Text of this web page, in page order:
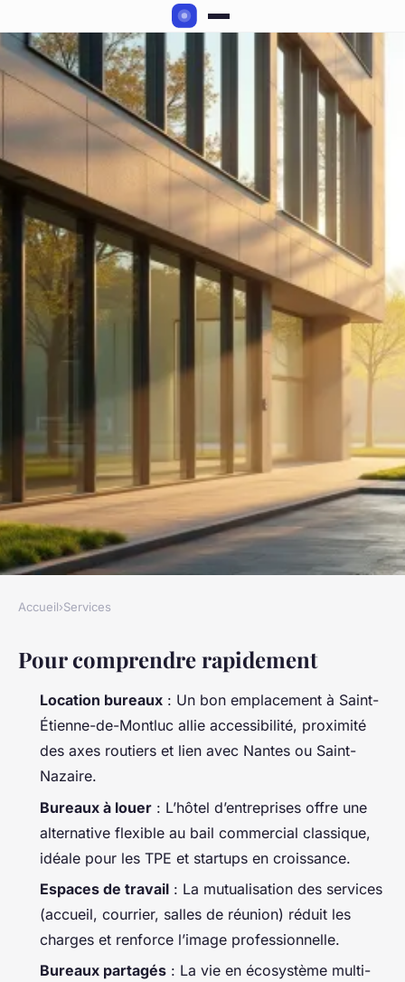
Comment sécuriser votre
choix de location bureaux à
Saint-Étienne-de-Montluc
Accueil›Services
Pour comprendre rapidement
Location bureaux : Un bon emplacement à Saint-
Étienne-de-Montluc allie accessibilité, proximité
des axes routiers et lien avec Nantes ou Saint-
Nazaire.
Bureaux à louer : L’hôtel d’entreprises offre une
alternative flexible au bail commercial classique,
idéale pour les TPE et startups en croissance.
Espaces de travail : La mutualisation des services
(accueil, courrier, salles de réunion) réduit les
charges et renforce l’image professionnelle.
Bureaux partagés : La vie en écosystème multi-